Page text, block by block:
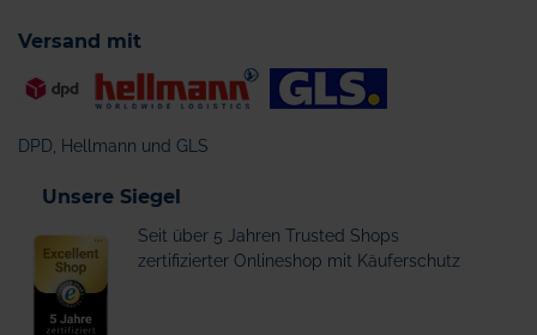
Versand mit
DPD, Hellmann und GLS
Unsere Siegel
Seit über 5 Jahren Trusted Shops
zertifizierter Onlineshop mit Käuferschutz